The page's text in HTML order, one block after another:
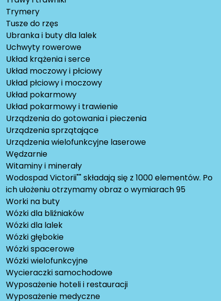
Trymery
Tusze do rzęs
Ubranka i buty dla lalek
Uchwyty rowerowe
Układ krążenia i serce
Układ moczowy i płciowy
Układ płciowy i moczowy
Układ pokarmowy
Układ pokarmowy i trawienie
Urządzenia do gotowania i pieczenia
Urządzenia sprzątające
Urządzenia wielofunkcyjne laserowe
Wędzarnie
Witaminy i minerały
Wodospad Victorii"" składają się z 1000 elementów. Po
ich ułożeniu otrzymamy obraz o wymiarach 95
Worki na buty
Wózki dla bliźniaków
Wózki dla lalek
Wózki głębokie
Wózki spacerowe
Wózki wielofunkcyjne
Wycieraczki samochodowe
Wyposażenie hoteli i restauracji
Wyposażenie medyczne